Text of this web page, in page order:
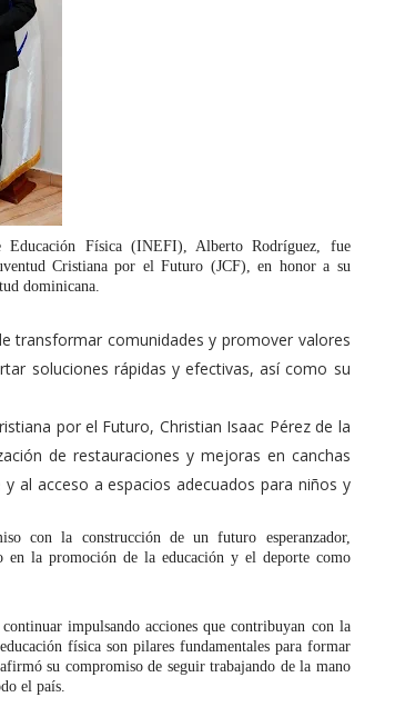
Física (INEFI), Alberto Rodríguez, fue
Cristiana por el Futuro (JCF), en honor a su
dominicana.
transformar comunidades y promover valores
soluciones rápidas y efectivas, así como su
por el Futuro, Christian Isaac Pérez de la
de restauraciones y mejoras en canchas
al acceso a espacios adecuados para niños y
con la construcción de un futuro esperanzador,
la promoción de la educación y el deporte como
impulsando acciones que contribuyan con la
física son pilares fundamentales para formar
su compromiso de seguir trabajando de la mano
el país.